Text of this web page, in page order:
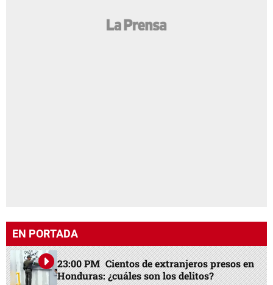
EN PORTADA
23:00 PM Cientos de extranjeros presos en
Honduras: ¿cuáles son los delitos?